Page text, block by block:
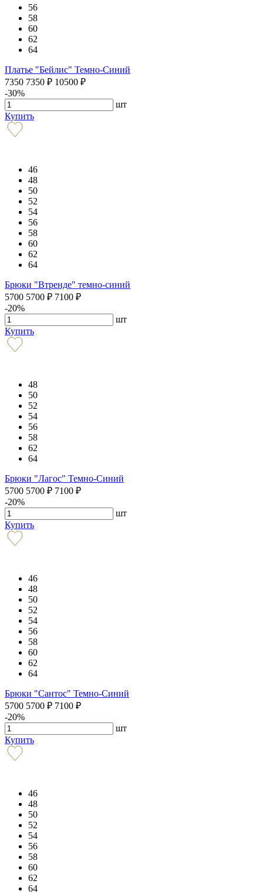
56
58
60
62
64
Платье "Бейлис" Темно-Синий
7350 7350 ₽ 10500 ₽
-30%
шт
Купить
46
48
50
52
54
56
58
60
62
64
Брюки "Втренде" темно-синий
5700 5700 ₽ 7100 ₽
-20%
шт
Купить
48
50
52
54
56
58
62
64
Брюки "Лагос" Темно-Синий
5700 5700 ₽ 7100 ₽
-20%
шт
Купить
46
48
50
52
54
56
58
60
62
64
Брюки "Сантос" Темно-Синий
5700 5700 ₽ 7100 ₽
-20%
шт
Купить
46
48
50
52
54
56
58
60
62
64